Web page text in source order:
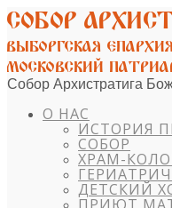
Собор Архистратига
О НАС
ИСТОРИЯ
СОБОР
ХРАМ-
ДЕТСКИЙ